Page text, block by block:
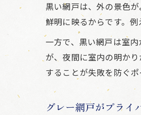
黒い網戸は、外の景色
鮮明に映るからです。
一方で、黒い網戸は室
が、夜間に室内の明か
することが失敗を防ぐポ
グレー網戸がプライ